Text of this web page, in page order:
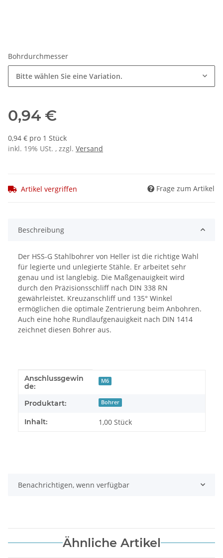
Bohrdurchmesser
Bitte wählen Sie eine Variation.
0,94 €
0,94 € pro 1 Stück
inkl. 19% USt. , zzgl. Versand
Artikel vergriffen Frage zum Artikel
Beschreibung
Der HSS-G Stahlbohrer von Heller ist die richtige Wahl
für legierte und unlegierte Stähle. Er arbeitet sehr
genau und ist langlebig. Die Maßgenauigkeit wird
durch den Präzisionsschliff nach DIN 338 RN
gewährleistet. Kreuzanschliff und 135° Winkel
ermöglichen die optimale Zentrierung beim Anbohren.
Auch eine hohe Rundlaufgenauigkeit nach DIN 1414
zeichnet diesen Bohrer aus.
Produkteigenschaft
Wert
Anschlussgewin
de:
M6
Produktart: Bohrer
Inhalt: 1,00 Stück
Benachrichtigen, wenn verfügbar
Ähnliche Artikel